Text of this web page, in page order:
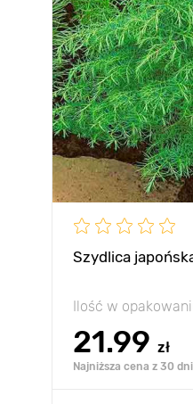
Szydlica
Ilość w
21.99 zł
Najniższa cena z 30